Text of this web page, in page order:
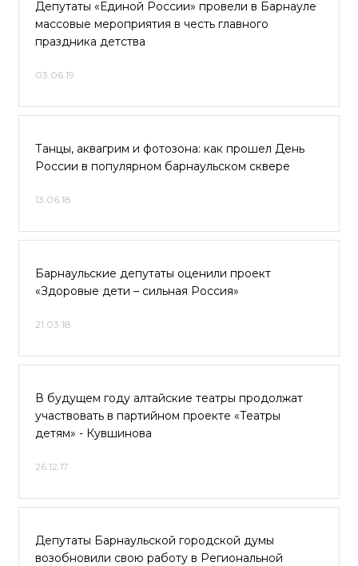
Депутаты «Единой России» провели в Барнауле
массовые мероприятия в честь главного
праздника детства
03.06.19
Танцы, аквагрим и фотозона: как прошел День
России в популярном барнаульском сквере
13.06.18
Барнаульские депутаты оценили проект
«Здоровые дети – сильная Россия»
21.03.18
В будущем году алтайские театры продолжат
участвовать в партийном проекте «Театры
детям» - Кувшинова
26.12.17
Депутаты Барнаульской городской думы
возобновили свою работу в Региональной